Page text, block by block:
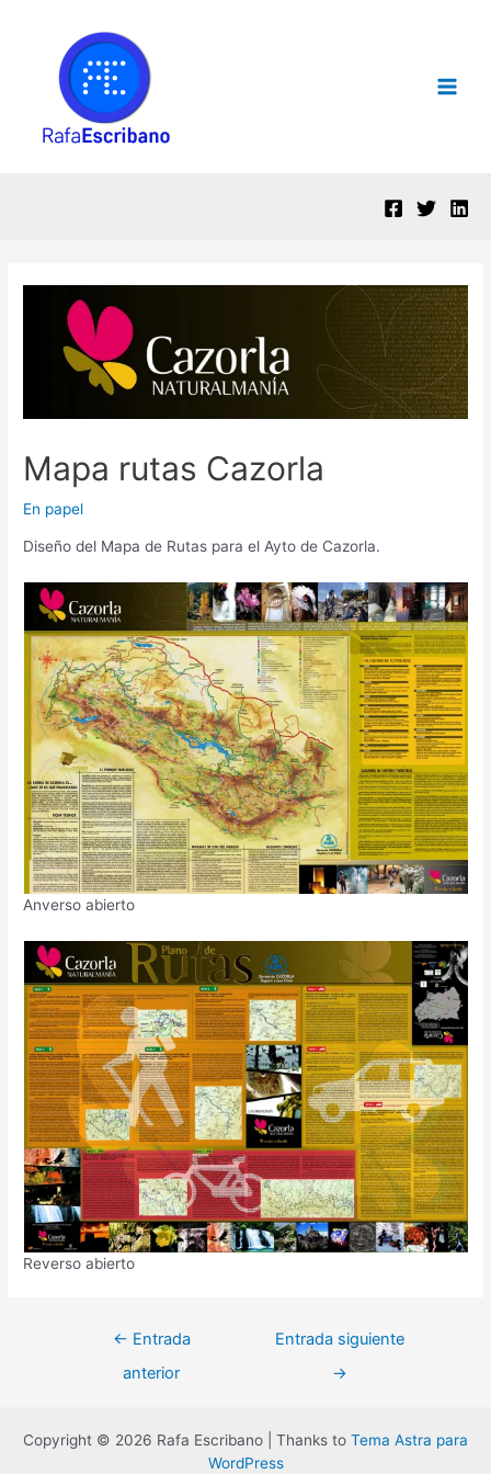
contenido
Mapa rutas Cazorla
En papel
Diseño del Mapa de Rutas para el Ayto de Cazorla.
Anverso abierto
Reverso abierto
Navegación
← Entrada
anterior
Entrada siguiente
→
Copyright © 2026 Rafa Escribano | Thanks to Tema Astra para
WordPress